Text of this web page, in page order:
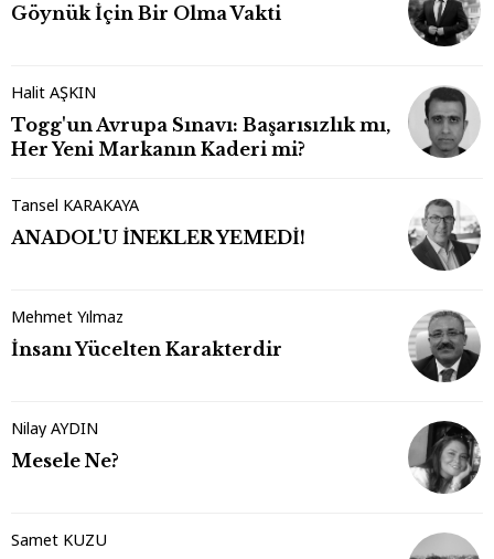
Göynük İçin Bir Olma Vakti
Halit AŞKIN
Togg'un Avrupa Sınavı: Başarısızlık mı,
Her Yeni Markanın Kaderi mi?
Tansel KARAKAYA
ANADOL'U İNEKLER YEMEDİ!
Mehmet Yılmaz
İnsanı Yücelten Karakterdir
Nilay AYDIN
Mesele Ne?
Samet KUZU